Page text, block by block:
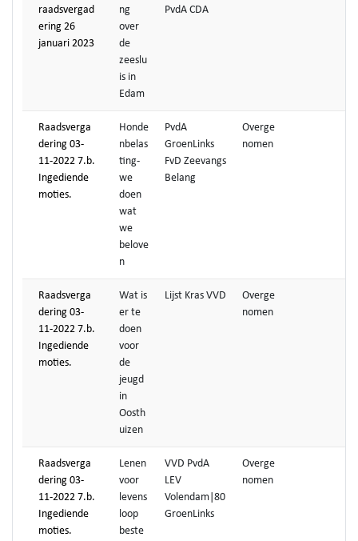
raadsvergad
ering 26
januari 2023
ng
over
de
zeeslu
is in
Edam
PvdA CDA
Raadsverga
dering 03-
11-2022 7.b.
Ingediende
moties.
Honde
nbelas
ting-
we
doen
wat
we
belove
n
PvdA
GroenLinks
FvD Zeevangs
Belang
Overge
nomen
Raadsverga
dering 03-
11-2022 7.b.
Ingediende
moties.
Wat is
er te
doen
voor
de
jeugd
in
Oosth
uizen
Lijst Kras VVD
Overge
nomen
Raadsverga
dering 03-
11-2022 7.b.
Ingediende
moties.
Lenen
voor
levens
loop
beste
VVD PvdA
LEV
Volendam|80
GroenLinks
Overge
nomen